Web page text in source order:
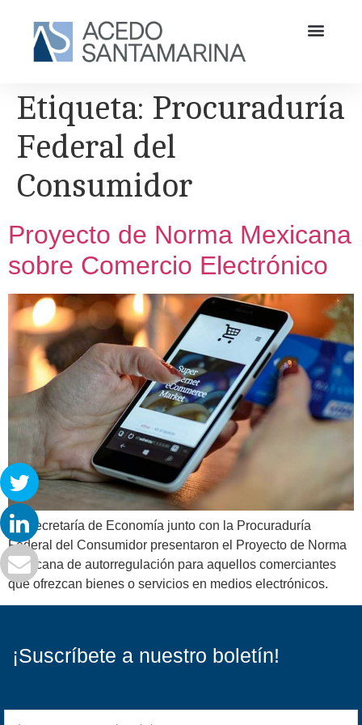
Etiqueta: Procuraduría
Federal del
Consumidor
Proyecto de Norma Mexicana
sobre Comercio Electrónico
La Secretaría de Economía junto con la Procuraduría
Federal del Consumidor presentaron el Proyecto de Norma
Mexicana de autorregulación para aquellos comerciantes
que ofrezcan bienes o servicios en medios electrónicos.
¡Suscríbete a nuestro boletín!